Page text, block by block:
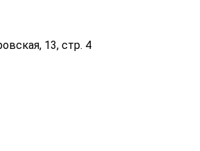
13, стр. 4